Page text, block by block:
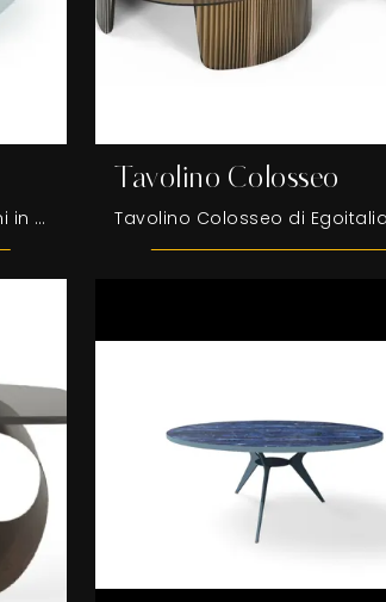
Complementi moderni e tavolini in vetro: ottieni informazioni sul modello Tavolino Wave di Egoitaliano e potrai arricchire i tuoi spazi.
Tavolino Colosseo